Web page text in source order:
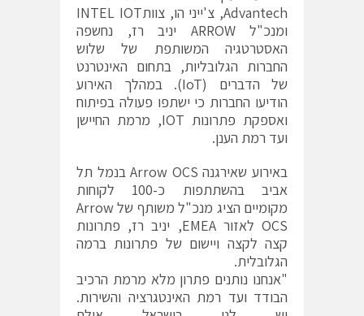
Advantech, צ'ייני הו, צוותINTEL IOT
ומנכ"ל ARROW יניב רז, נחשפה
האסטרטגיה המשותפת של שלוש
החברות הגלובליות, בתחום האינטרנט
של הדברים (IoT). במהלך האירוע
הודיעו החברות כי ישתפו פעולה בפיתוח
ואספקת פתרונות IOT, מרמת החיישן
ועד רמת הענן.
באירוע שאירגנה Arrow OCS בנמל תל
אביב בהשתתפות כ-100 לקוחות
מקומיים הציג מנכ"ל משותף של Arrow
OCS לאזור EMEA, יניב רז, פתרונות
קצה לקצה ויישום של פתרונות ברמה
הגלובלית.
"אנחנו נותנים פתרון מלא מרמת הרכיב
הבודד ועד רמת האינטגרציה והשירות.